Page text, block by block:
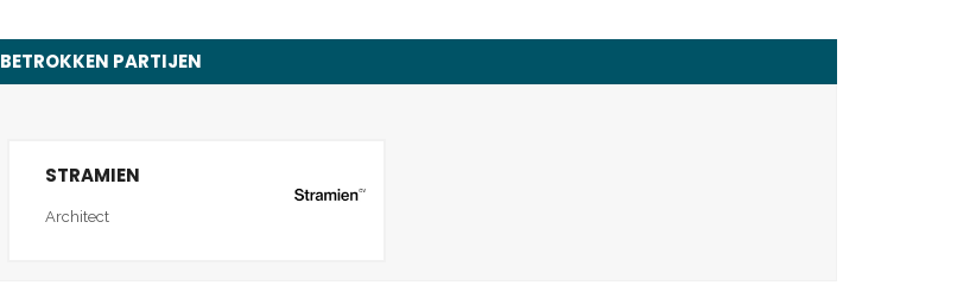
BETROKKEN PARTIJEN
STRAMIEN
Architect